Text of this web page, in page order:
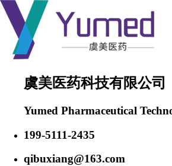
虞美医药科技有限公司
Yumed Pharmaceutical
199-5111-2435
qibuxiang@163.com